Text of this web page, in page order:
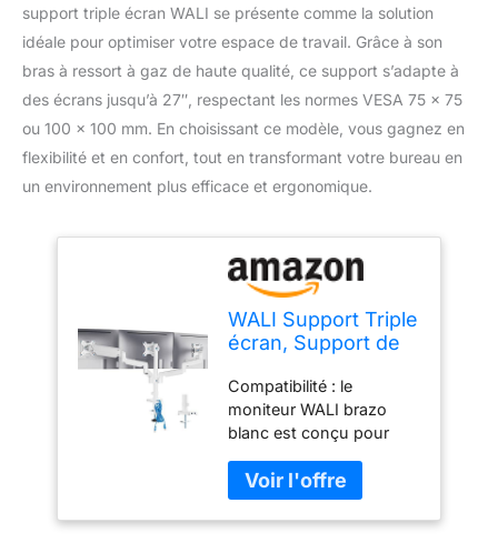
support triple écran WALI se présente comme la solution
idéale pour optimiser votre espace de travail. Grâce à son
bras à ressort à gaz de haute qualité, ce support s’adapte à
des écrans jusqu’à 27″, respectant les normes VESA 75 x 75
ou 100 x 100 mm. En choisissant ce modèle, vous gagnez en
flexibilité et en confort, tout en transformant votre bureau en
un environnement plus efficace et ergonomique.
WALI Support Triple
écran, Support de
écrans avec Bras à
Ressort à gaz Haut
de Gamme pour
écrans jusqu'à 27",
VESA 75 x 75 ou
100 x 100 mm
(GSDM003W-U),
Compatibilité : le
moniteur WALI brazo
blanc est conçu pour
écrans de 13" à 27",
prenant en charge les
écrans pesant jusqu'à 7